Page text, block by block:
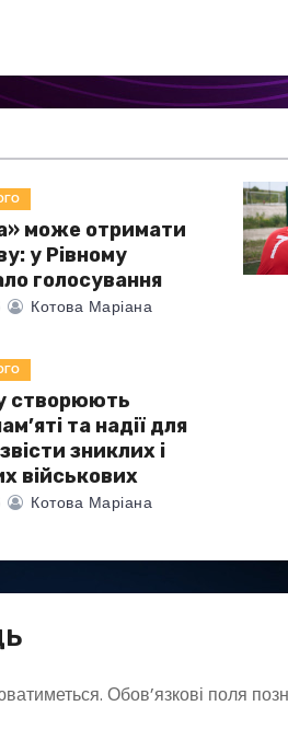
може отримати
у Рівному
голосування
Котова Маріана
створюють
та надії для
зниклих і
військових
Котова Маріана
Обов’язкові поля